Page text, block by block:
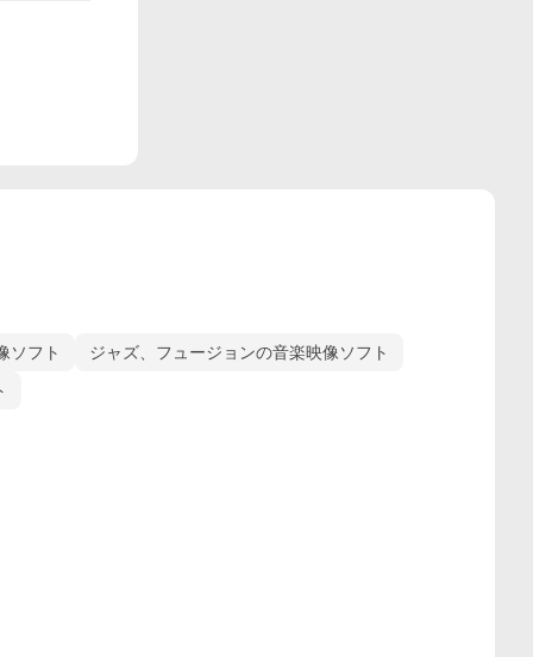
ソフト
ジャズ、フュージョンの音楽映像ソフト